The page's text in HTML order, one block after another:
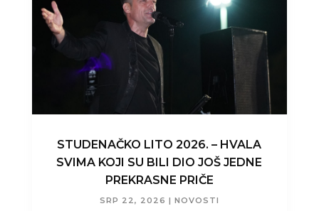
STUDENAČKO LITO 2026. – HVALA
SVIMA KOJI SU BILI DIO JOŠ JEDNE
PREKRASNE PRIČE
SRP 22, 2026 | NOVOSTI